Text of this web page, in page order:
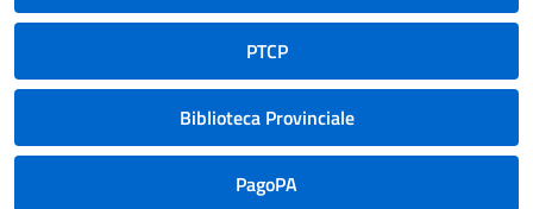
PTCP
Biblioteca Provinciale
PagoPA